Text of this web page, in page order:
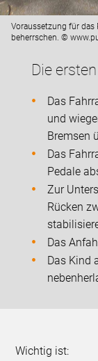
Voraussetzung für das
beherrschen. ©
Die
Das
und
Bremsen
Das
Pedale
Zur
Rücken
Das
Das Kind
Wichtig ist: